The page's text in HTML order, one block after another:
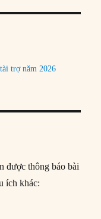
trợ năm 2026
được thông báo bài
ích khác: